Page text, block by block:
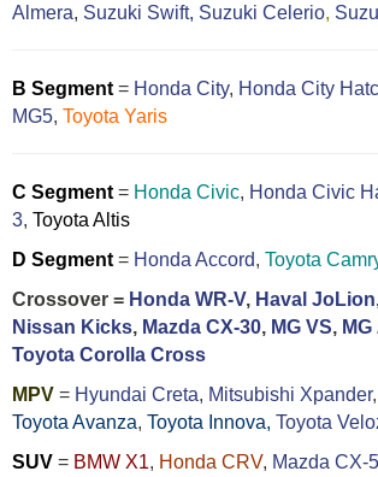
Almera, Suzuki Swift, Suzuki Celerio,
B Segment = Honda City, Honda City
MG5, Toyota Yaris
C Segment = Honda Civic, Honda Civic
3, Toyota Altis
D Segment = Honda Accord, Toyota
Crossover = Honda WR-V, Haval JoLion
Nissan Kicks, Mazda CX-30, MG VS, MG
Toyota Corolla Cross
MPV = Hyundai Creta, Mitsubishi Xpander,
Toyota Avanza, Toyota Innova, Toyota
SUV = BMW X1, Honda CRV, Mazda CX-5